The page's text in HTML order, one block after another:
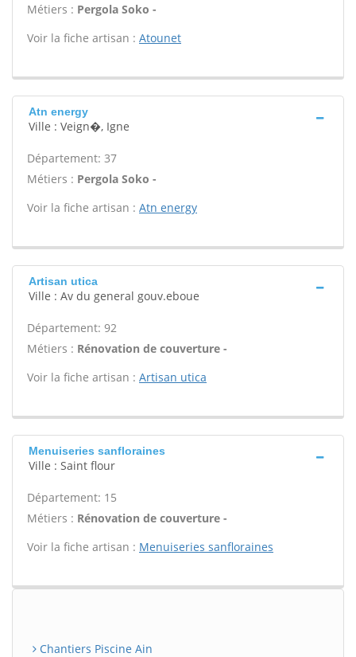
Métiers : Pergola Soko -
Voir la fiche artisan : Atounet
Atn energy
Ville : Veign�, Igne
Département: 37
Métiers : Pergola Soko -
Voir la fiche artisan : Atn energy
Artisan utica
Ville : Av du general gouv.eboue
Département: 92
Métiers : Rénovation de couverture -
Voir la fiche artisan : Artisan utica
Menuiseries sanfloraines
Ville : Saint flour
Département: 15
Métiers : Rénovation de couverture -
Voir la fiche artisan : Menuiseries sanfloraines
Chantiers Piscine Ain